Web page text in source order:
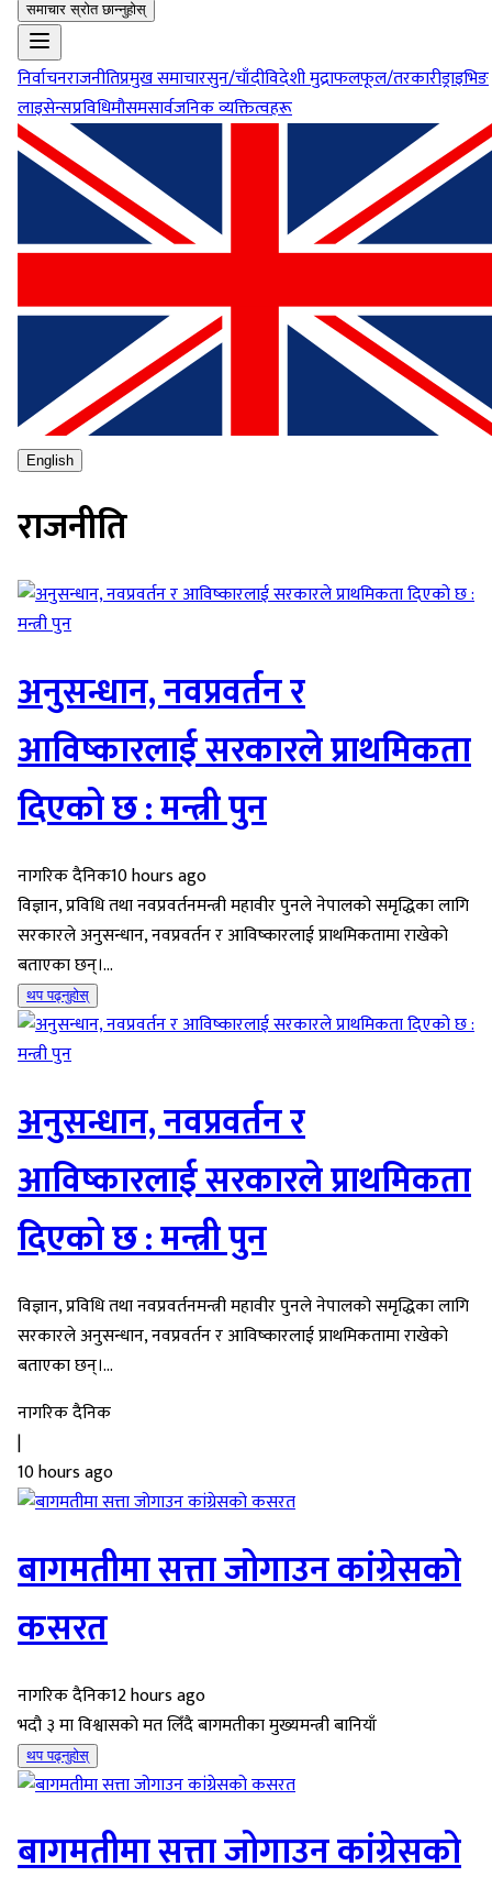
समाचार स्रोत छान्नुहोस्
निर्वाचनराजनीतिप्रमुख समाचारसुन/चाँदीविदेशी मुद्राफलफूल/तरकारीड्राइभिङ
लाइसेन्सप्रविधिमौसमसार्वजनिक व्यक्तित्वहरू
English
राजनीति
अनुसन्धान, नवप्रवर्तन र
आविष्कारलाई सरकारले प्राथमिकता
दिएको छ : मन्त्री पुन
नागरिक दैनिक10 hours ago
विज्ञान, प्रविधि तथा नवप्रवर्तनमन्त्री महावीर पुनले नेपालको समृद्धिका लागि
सरकारले अनुसन्धान, नवप्रवर्तन र आविष्कारलाई प्राथमिकतामा राखेको
बताएका छन्।...
थप पढ्नुहोस्
अनुसन्धान, नवप्रवर्तन र
आविष्कारलाई सरकारले प्राथमिकता
दिएको छ : मन्त्री पुन
विज्ञान, प्रविधि तथा नवप्रवर्तनमन्त्री महावीर पुनले नेपालको समृद्धिका लागि
सरकारले अनुसन्धान, नवप्रवर्तन र आविष्कारलाई प्राथमिकतामा राखेको
बताएका छन्।...
नागरिक दैनिक
|
10 hours ago
बागमतीमा सत्ता जोगाउन कांग्रेसको
कसरत
नागरिक दैनिक12 hours ago
भदौ ३ मा विश्वासको मत लिँदै बागमतीका मुख्यमन्त्री बानियाँ
थप पढ्नुहोस्
बागमतीमा सत्ता जोगाउन कांग्रेसको